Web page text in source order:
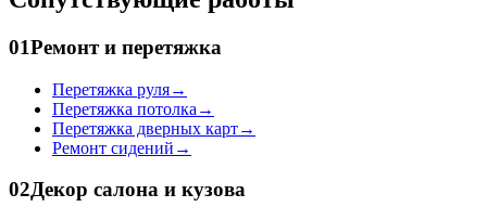
01Ремонт и перетяжка
Перетяжка руля→
Перетяжка потолка →
Перетяжка дверных карт→
Ремонт сидений →
02Декор салона и кузова